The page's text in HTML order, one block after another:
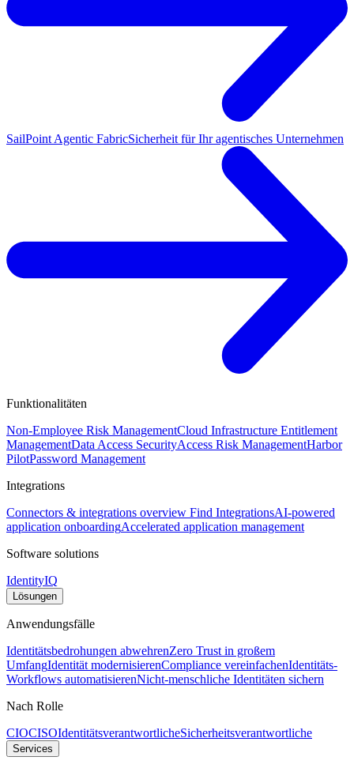
SailPoint Agentic FabricSicherheit für Ihr agentisches Unternehmen
Funktionalitäten
Non-Employee Risk ManagementCloud Infrastructure Entitlement
ManagementData Access SecurityAccess Risk ManagementHarbor
PilotPassword Management
Integrations
Connectors & integrations overview Find IntegrationsAI-powered
application onboardingAccelerated application management
Software solutions
IdentityIQ
Lösungen
Anwendungsfälle
Identitätsbedrohungen abwehrenZero Trust in großem
UmfangIdentität modernisierenCompliance vereinfachenIdentitäts-
Workflows automatisierenNicht-menschliche Identitäten sichern
Nach Rolle
CIOCISOIdentitätsverantwortlicheSicherheitsverantwortliche
Services